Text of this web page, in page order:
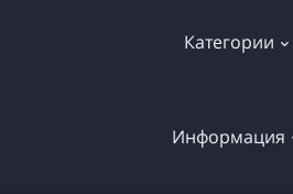
Категории
Информация